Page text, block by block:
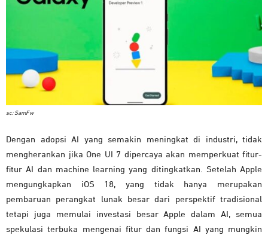
sc: SamFw
Dengan adopsi AI yang semakin meningkat di industri, tidak
mengherankan jika One UI 7 dipercaya akan memperkuat fitur-
fitur AI dan machine learning yang ditingkatkan. Setelah Apple
mengungkapkan iOS 18, yang tidak hanya merupakan
pembaruan perangkat lunak besar dari perspektif tradisional
tetapi juga memulai investasi besar Apple dalam AI, semua
spekulasi terbuka mengenai fitur dan fungsi AI yang mungkin